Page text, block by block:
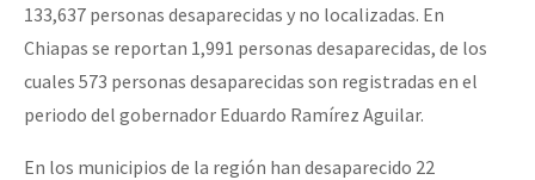
133,637 personas desaparecidas y no localizadas. En
Chiapas se reportan 1,991 personas desaparecidas, de los
cuales 573 personas desaparecidas son registradas en el
periodo del gobernador Eduardo Ramírez Aguilar.
En los municipios de la región han desaparecido 22